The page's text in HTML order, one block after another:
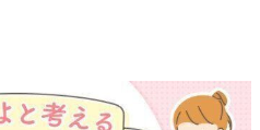
のも】妊婦の感染症対策、知ってお